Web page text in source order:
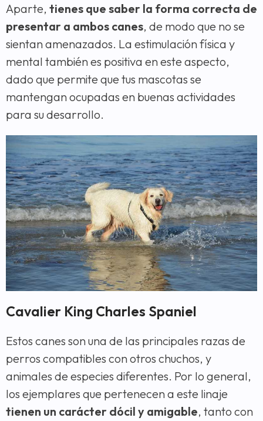
Aparte, tienes que saber la forma correcta de
presentar a ambos canes, de modo que no se
sientan amenazados. La estimulación física y
mental también es positiva en este aspecto,
dado que permite que tus mascotas se
mantengan ocupadas en buenas actividades
para su desarrollo.
Cavalier King Charles Spaniel
Estos canes son una de las principales razas de
perros compatibles con otros chuchos, y
animales de especies diferentes. Por lo general,
los ejemplares que pertenecen a este linaje
tienen un carácter dócil y amigable, tanto con